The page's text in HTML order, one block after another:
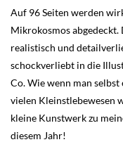
Auf 96 Seiten werden
Mikrokosmos abgedeckt.
realistisch und
schockverliebt in die
Co. Wie wenn man
vielen Kleinstlebewesen
kleine Kunstwerk zu
diesem Jahr!